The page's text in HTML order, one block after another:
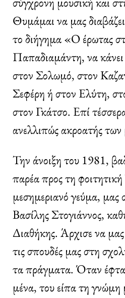
Θυμάμαι να μας
το διήγημα «Ο έρωτας
Παπαδιαμάντη, να κάνει
στον Σολωμό, στον
Σεφέρη ή στον Ελύτη,
στον Γκάτσο. Επί
ανελλιπώς ακροατής
Την άνοιξη του 1981,
παρέα προς τη
μεσημεριανό γεύμα, μας
Βασίλης Στογιάννος,
Διαθήκης. Άρχισε να μας
τις σπουδές μας στη
τα πράγματα. Όταν
μένα, του είπα τη γνώμη